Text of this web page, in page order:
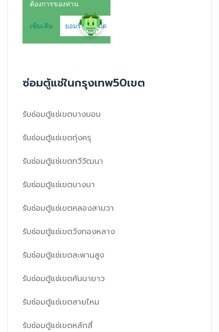
ซ่อมตู้แช่ในกรุงเทพ50เขต
รับซ่อมตู้แช่เขตบางบอน
รับซ่อมตู้แช่เขตทุ่งครุ
รับซ่อมตู้แช่เขตทวีวัฒนา
รับซ่อมตู้แช่เขตบางนา
รับซ่อมตู้แช่เขตคลองสามวา
รับซ่อมตู้แช่เขตวังทองหลาง
รับซ่อมตู้แช่เขตสะพานสูง
รับซ่อมตู้แช่เขตคันนายาว
รับซ่อมตู้แช่เขตสายไหม
รับซ่อมตู้แช่เขตหลักสี่